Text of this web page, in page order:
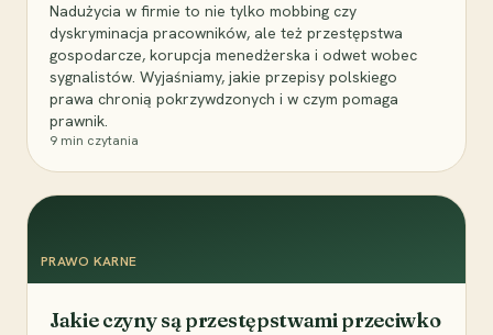
Nadużycia w firmie to nie tylko mobbing czy
dyskryminacja pracowników, ale też przestępstwa
gospodarcze, korupcja menedżerska i odwet wobec
sygnalistów. Wyjaśniamy, jakie przepisy polskiego
prawa chronią pokrzywdzonych i w czym pomaga
prawnik.
9 min czytania
PRAWO KARNE
Jakie czyny są przestępstwami przeciwko